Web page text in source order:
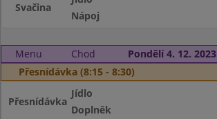
Svačina
Nápoj
Menu Chod
Pondělí 4. 12. 2023
Přesnídávka (8:15 - 8:30)
Přesnídávka
Jídlo
Doplněk